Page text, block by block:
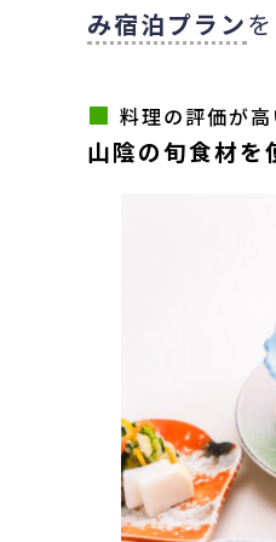
み宿泊プラン
■ 料理の評価が
山陰の旬食材を